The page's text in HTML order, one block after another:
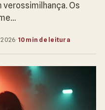
verossimilhança. Os
· 10 min de leitura